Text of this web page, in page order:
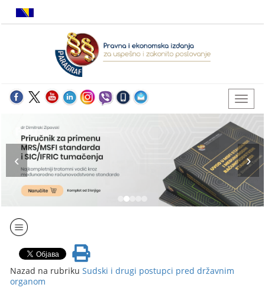
Nazad na rubrikuSudski i drugi postupci pred državnim
organom